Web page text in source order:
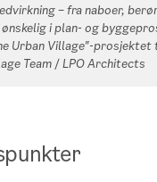
– fra naboer,
i plan- og
Urban Village"-prosjektet
Team / LPO Architects